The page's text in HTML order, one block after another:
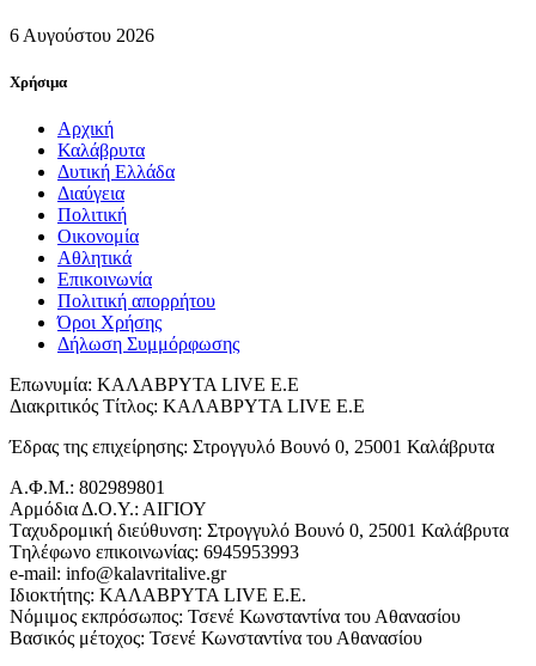
6 Αυγούστου 2026
Χρήσιμα
Αρχική
Καλάβρυτα
Δυτική Ελλάδα
Διαύγεια
Πολιτική
Οικονομία
Αθλητικά
Επικοινωνία
Πολιτική απορρήτου
Όροι Χρήσης
Δήλωση Συμμόρφωσης
Επωνυμία: ΚΑΛΑΒΡΥΤΑ LIVE Ε.Ε
Διακριτικός Τίτλος: ΚΑΛΑΒΡΥΤΑ LIVE E.E
Έδρας της επιχείρησης: Στρογγυλό Βουνό 0, 25001 Καλάβρυτα
Α.Φ.Μ.: 802989801
Αρμόδια Δ.Ο.Υ.: ΑΙΓΙΟΥ
Tαχυδρομική διεύθυνση: Στρογγυλό Βουνό 0, 25001 Καλάβρυτα
Tηλέφωνο επικοινωνίας: 6945953993
e-mail: info@kalavritalive.gr
Iδιοκτήτης: ΚΑΛΑΒΡΥΤΑ LIVE E.E.
Νόμιμος εκπρόσωπος: Τσενέ Κωνσταντίνα του Αθανασίου
Βασικός μέτοχος: Τσενέ Κωνσταντίνα του Αθανασίου